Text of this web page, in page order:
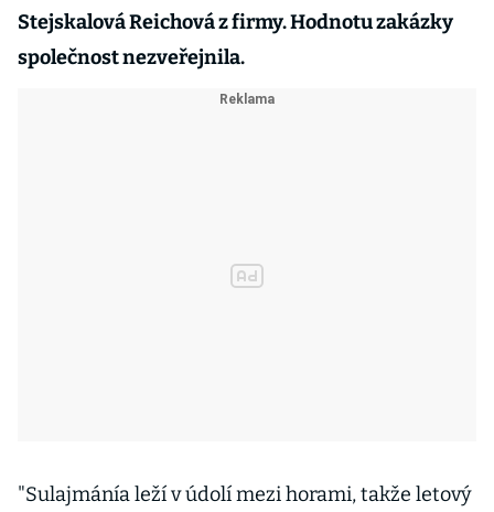
Stejskalová Reichová z firmy. Hodnotu zakázky
společnost nezveřejnila.
"Sulajmánía leží v údolí mezi horami, takže letový